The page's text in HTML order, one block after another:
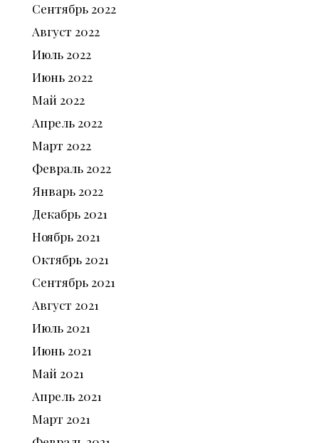
Сентябрь 2022
Август 2022
Июль 2022
Июнь 2022
Май 2022
Апрель 2022
Март 2022
Февраль 2022
Январь 2022
Декабрь 2021
Ноябрь 2021
Октябрь 2021
Сентябрь 2021
Август 2021
Июль 2021
Июнь 2021
Май 2021
Апрель 2021
Март 2021